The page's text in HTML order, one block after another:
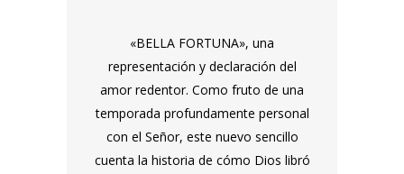
«BELLA FORTUNA», una
representación y declaración del
amor redentor. Como fruto de una
temporada profundamente personal
con el Señor, este nuevo sencillo
cuenta la historia de cómo Dios libró